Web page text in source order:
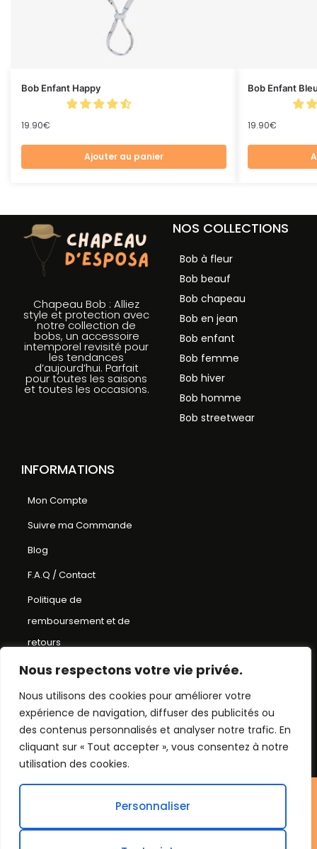
Nous respectons votre vie privée.
Nous utilisons des cookies pour améliorer votre
expérience de navigation, diffuser des publicités ou
des contenus personnalisés et analyser notre trafic. En
cliquant sur « Tout accepter », vous consentez à notre
utilisation des cookies.
Personnaliser
Bob Enfant Happy
19.90€
Ajouter au panier
Bob Enfant
19.90€
Chapeau Bob : Alliez
style et protection avec
notre collection de
bobs, un accessoire
intemporel revisité pour
les tendances
d’aujourd’hui. Parfait
pour toutes les saisons
et toutes les occasions.
NOS COLLECTIONS
Bob à fleur
Bob beauf
Bob chapeau
Bob en jean
Bob enfant
Bob femme
Bob hiver
Bob homme
Bob streetwear
INFORMATIONS
Mon Compte
Suivre ma Commande
Blog
F.A.Q / Contact
Politique de
remboursement et de
retours
Conditions Générales de
Mentions Légales
Plan du Site